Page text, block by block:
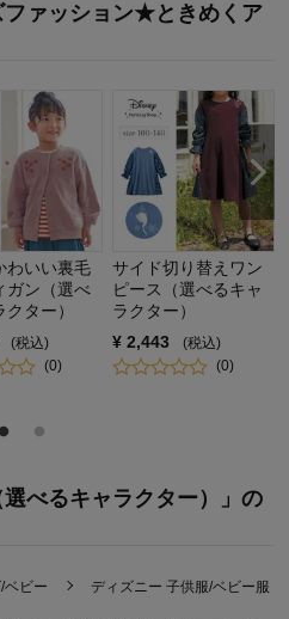
ファッション★ときめくア
わいい裏毛
ガン（選べ
ター）
(税込)
(0)
サイド切り替えワン
ピース（選べるキャ
ラクター）
¥ 2,443
(税込)
(0)
選べるキャラクター）」の
ベビー ディズニー 子供服/ベビー服